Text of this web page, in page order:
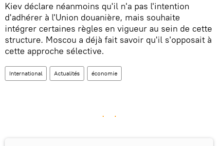
Kiev déclare néanmoins qu'il n'a pas l'intention
d'adhérer à l'Union douanière, mais souhaite
intégrer certaines règles en vigueur au sein de cette
structure. Moscou a déjà fait savoir qu'il s'opposait à
cette approche sélective.
International Actualités économie